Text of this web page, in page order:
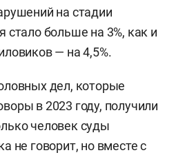
на стадии
стало больше на 3%, как и
— на 4,5%.
дел, которые
в 2023 году, получили
человек суды
не говорит, но вместе с